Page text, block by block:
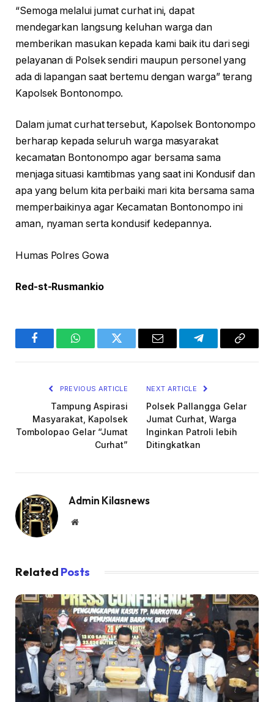
“Semoga melalui jumat curhat ini, dapat
mendegarkan langsung keluhan warga dan
memberikan masukan kepada kami baik itu dari segi
pelayanan di Polsek sendiri maupun personel yang
ada di lapangan saat bertemu dengan warga” terang
Kapolsek Bontonompo.
Dalam jumat curhat tersebut, Kapolsek Bontonompo
berharap kepada seluruh warga masyarakat
kecamatan Bontonompo agar bersama sama
menjaga situasi kamtibmas yang saat ini Kondusif dan
apa yang belum kita perbaiki mari kita bersama sama
memperbaikinya agar Kecamatan Bontonompo ini
aman, nyaman serta kondusif kedepannya.
Humas Polres Gowa
Red-st-Rusmankio
FacebookWhatsAppTwitter Email TelegramCopy
PREVIOUS ARTICLE
Tampung Aspirasi
Masyarakat, Kapolsek
Tombolopao Gelar “Jumat
Curhat”
NEXT ARTICLE
Polsek Pallangga Gelar
Jumat Curhat, Warga
Inginkan Patroli lebih
Ditingkatkan
Admin Kilasnews
Website
Related Posts